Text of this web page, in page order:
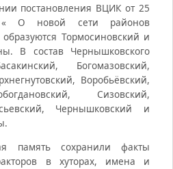
постановления ВЦИК от 25
О новой сети районов
образуются Тормосиновский и
В состав Чернышковского
Богомазовский,
Воробьёвский,
Сизовский,
Чернышковский и
память сохранили факты
в хуторах, имена и